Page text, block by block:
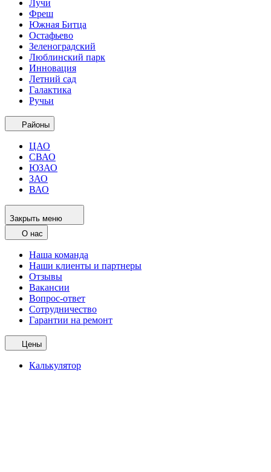
Лучи
Фреш
Южная Битца
Остафьево
Зеленоградский
Люблинский парк
Инновация
Летний сад
Галактика
Ручьи
Районы
ЦАО
СВАО
ЮЗАО
ЗАО
ВАО
Закрыть меню
О нас
Наша команда
Наши клиенты и партнеры
Отзывы
Вакансии
Вопрос-ответ
Сотрудничество
Гарантии на ремонт
Цены
Калькулятор